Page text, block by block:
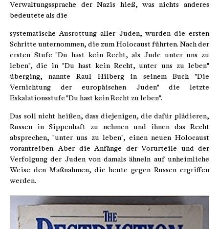
Verwaltungssprache der Nazis hieß, was nichts anderes
bedeutete als die
systematische Ausrottung aller Juden, wurden die ersten
Schritte unternommen, die zum Holocaust führten. Nach der
ersten Stufe "Du hast kein Recht, als Jude unter uns zu
leben", die in "Du hast kein Recht, unter uns zu leben"
überging, nannte Raul Hilberg in seinem Buch "Die
Vernichtung der europäischen Juden" die letzte
Eskalationsstufe "Du hast kein Recht zu leben".
Das soll nicht heißen, dass diejenigen, die dafür plädieren,
Russen in Sippenhaft zu nehmen und ihnen das Recht
absprechen, "unter uns zu leben", einen neuen Holocaust
vorantreiben. Aber die Anfänge der Vorurteile und der
Verfolgung der Juden von damals ähneln auf unheimliche
Weise den Maßnahmen, die heute gegen Russen ergriffen
werden.